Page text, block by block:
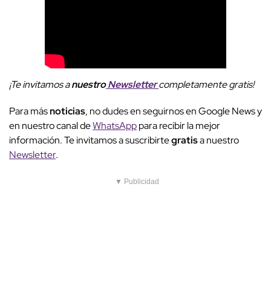
¡Te invitamos anuestroNewslettercompletamente gratis!
Para másnoticias, no dudes en seguirnos en Google News y
en nuestro canal deWhatsApppara recibir la mejor
información. Te invitamos a suscribirtegratisa nuestro
Newsletter.
▼ Publicidad